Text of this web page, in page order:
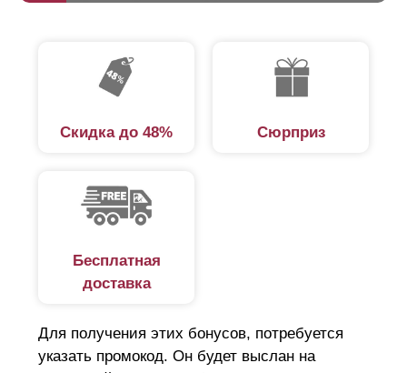
Скидка до 48% Сюрприз
Бесплатная
доставка
Для получения этих бонусов, потребуется
указать промокод. Он будет выслан на